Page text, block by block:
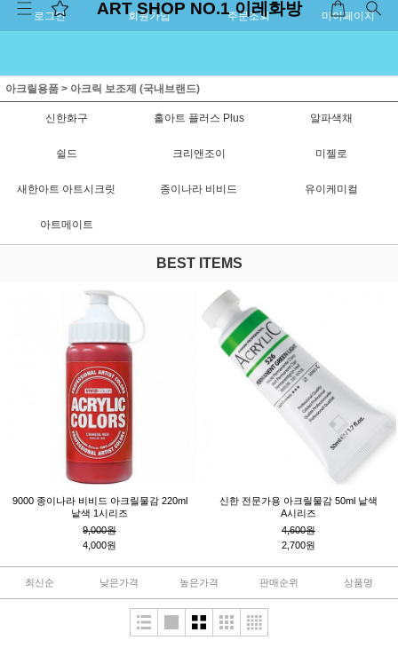
로그인 회원가입 주문조회 마이페이지
ART SHOP NO.1 이레화방
아크릴용품 > 아크릭 보조제 (국내브랜드)
신한화구 홀아트 플러스 Plus 알파색채
쉴드 크리앤조이 미젤로
새한아트 아트시크릿 종이나라 비비드 유이케미컬
아트메이트
BEST ITEMS
9000 종이나라 비비드 아크릴물감 220ml
낱색 1시리즈
9,000원
4,000원
신한 전문가용 아크릴물감 50ml 낱색
A시리즈
4,600원
2,700원
최신순 낮은가격 높은가격 판매순위 상품명